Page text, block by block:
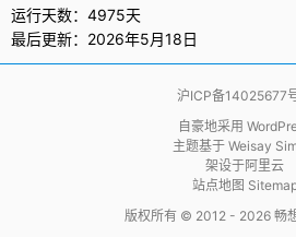
运行天数：4975天
最后更新：2026年5月18日
沪ICP备14025677
自豪地采用
主题基于 Weisay
架设于阿里云
站点地图
版权所有 © 2012 - 2026 畅